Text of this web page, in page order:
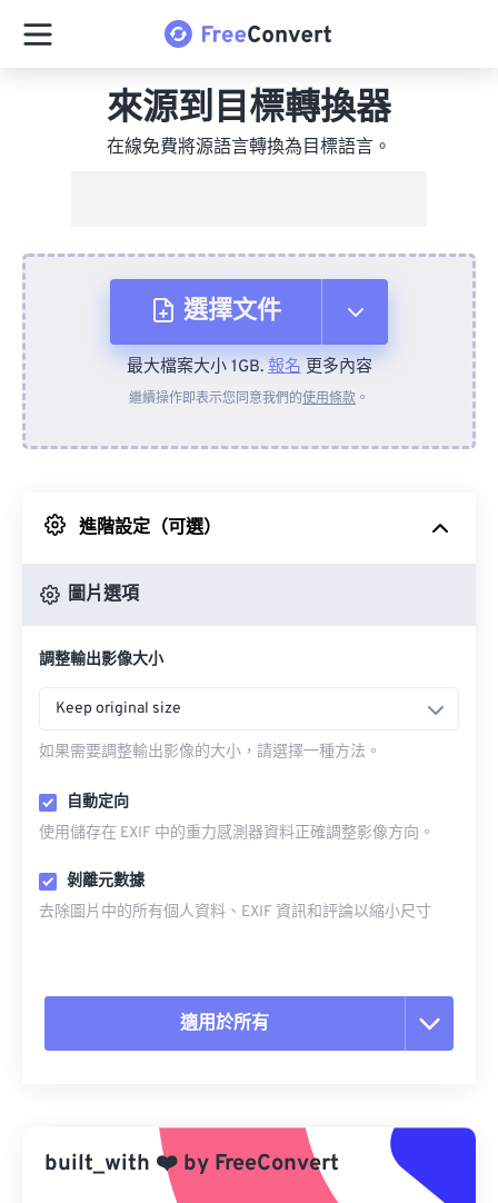
來源到目標轉換器
在線免費將源語言轉換為目標語言。
選擇文件
來自裝置
來自 Google 雲端硬碟
最大檔案大小 1GB.報名更多內容
繼續操作即表示您同意我們的使用條款 。
進階設定（可選）
圖片選項
調整輸出影像大小
Keep original size
如果需要調整輸出影像的大小，請選擇一種方法。
自動定向
使用儲存在 EXIF 中的重力感測器資料正確調整影像方向。
剝離元數據
去除圖片中的所有個人資料、EXIF 資訊和評論以縮小尺寸
適用於所有
另存為預設
built_with ❤️ by FreeConvert